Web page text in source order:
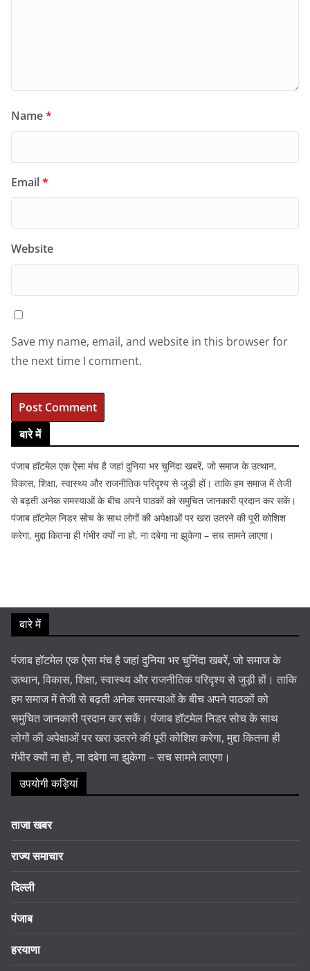
Name*
Email*
Website
Save my name, email, and website in this browser for
the next time I comment.
बारे में
पंजाब हॉटमेल एक ऐसा मंच है जहां दुनिया भर चुनिंदा खबरें, जो समाज के उत्थान,
विकास, शिक्षा, स्वास्थ्य और राजनीतिक परिदृश्य से जुड़ी हों। ताकि हम समाज में तेजी
से बढ़ती अनेक समस्याओं के बीच अपने पाठकों को समुचित जानकारी प्रदान कर सकें।
पंजाब हॉटमेल निडर सोच के साथ लोगों की अपेक्षाओं पर खरा उतरने की पूरी कोशिश
करेगा, मुद्दा कितना ही गंभीर क्यों ना हो, ना दबेगा ना झुकेगा – सच सामने लाएगा।
बारे में
पंजाब हॉटमेल एक ऐसा मंच है जहां दुनिया भर चुनिंदा खबरें, जो समाज के
उत्थान, विकास, शिक्षा, स्वास्थ्य और राजनीतिक परिदृश्य से जुड़ी हों। ताकि
हम समाज में तेजी से बढ़ती अनेक समस्याओं के बीच अपने पाठकों को
समुचित जानकारी प्रदान कर सकें। पंजाब हॉटमेल निडर सोच के साथ
लोगों की अपेक्षाओं पर खरा उतरने की पूरी कोशिश करेगा, मुद्दा कितना ही
गंभीर क्यों ना हो, ना दबेगा ना झुकेगा – सच सामने लाएगा।
उपयोगी कड़ियां
ताजा खबर
राज्य समाचार
दिल्ली
पंजाब
हरयाणा